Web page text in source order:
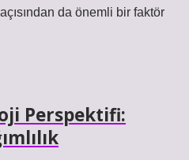
da önemli bir faktör
Perspektifi: